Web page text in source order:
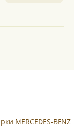
MERCEDES-BENZ